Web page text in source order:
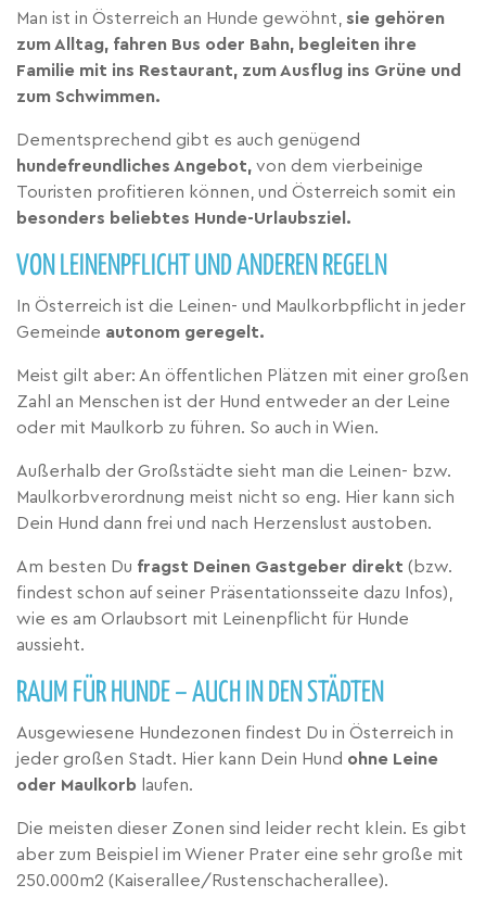
Man ist in Österreich an Hunde gewöhnt, sie gehören
zum Alltag, fahren Bus oder Bahn, begleiten ihre
Familie mit ins Restaurant, zum Ausflug ins Grüne und
zum Schwimmen.
Dementsprechend gibt es auch genügend
hundefreundliches Angebot, von dem vierbeinige
Touristen profitieren können, und Österreich somit ein
besonders beliebtes Hunde-Urlaubsziel.
VON LEINENPFLICHT UND ANDEREN REGELN
In Österreich ist die Leinen- und Maulkorbpflicht in jeder
Gemeinde autonom geregelt.
Meist gilt aber: An öffentlichen Plätzen mit einer großen
Zahl an Menschen ist der Hund entweder an der Leine
oder mit Maulkorb zu führen. So auch in Wien.
Außerhalb der Großstädte sieht man die Leinen- bzw.
Maulkorbverordnung meist nicht so eng. Hier kann sich
Dein Hund dann frei und nach Herzenslust austoben.
Am besten Du fragst Deinen Gastgeber direkt (bzw.
findest schon auf seiner Präsentationsseite dazu Infos),
wie es am Orlaubsort mit Leinenpflicht für Hunde
aussieht.
RAUM FÜR HUNDE – AUCH IN DEN STÄDTEN
Ausgewiesene Hundezonen findest Du in Österreich in
jeder großen Stadt. Hier kann Dein Hund ohne Leine
oder Maulkorb laufen.
Die meisten dieser Zonen sind leider recht klein. Es gibt
aber zum Beispiel im Wiener Prater eine sehr große mit
250.000m2 (Kaiserallee/Rustenschacherallee).